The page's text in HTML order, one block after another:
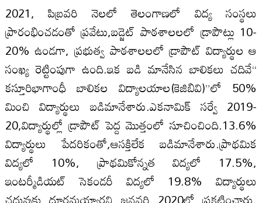
2021, పిబ్రవరి నెలలో తెలంగాణలో విద్య సంస్థలు
ప్రారంభించడంతో ప్రవేటు,బడ్జెట్ పాఠశాలలలో డ్రాపౌట్లు 10-
20% ఉండగా, ప్రభుత్వ పాఠశాలలలో డ్రాపౌట్ విద్యార్థుల ఆ
సంఖ్య రెట్టింపుగా ఉంది.ఇక బడి మానేసిన బాలికలు చదివే“
కస్తూరిభాగాంధీ బాలికల విద్యాలయాల(కెజిబివి)”లో 50%
మించి విద్యార్థులు బడిమానేశారు.ఎకనామిక్ సర్వే 2019-
20,విద్యార్థుల్లో డ్రాపౌట్ పెద్ద మొత్తంలో సూచించింది.13.6%
విద్యార్థులు పేదరికంతో,ఆసక్తిలేక బడిమానేశారు.ప్రాథమిక
విద్యలో 10%, ప్రాథమికోన్నత విద్యలో 17.5%,
ఇంటర్మీడియట్ సెకండరీ విద్యలో 19.8% విద్యార్థులు